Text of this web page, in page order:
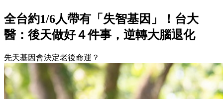
全台約1/6人帶有「失智基因」！台大
醫：後天做好４件事，逆轉大腦退化
先天基因會決定老後命運？